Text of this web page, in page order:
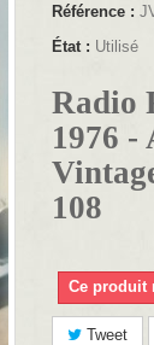
Référence :
État : Utilisé
Radio
1976 -
108
Ce produit
Tweet